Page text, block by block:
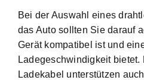
Bei der Auswahl eines
das Auto sollten Sie darauf
Gerät kompatibel ist und
Ladegeschwindigkeit bietet.
Ladekabel unterstützen